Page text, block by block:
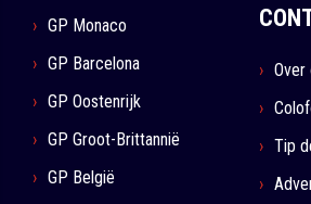
GP Monaco
GP Barcelona
GP Oostenrijk
GP Groot-Brittannië
GP België
Over
Tip